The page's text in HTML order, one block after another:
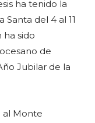
ha tenido la
del 4 al 11
ha sido
de
Jubilar de la
al Monte